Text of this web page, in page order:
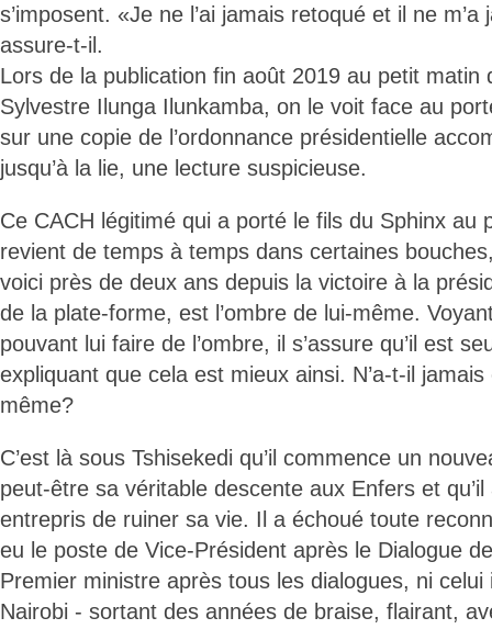
s’imposent. «Je ne l’ai jamais retoqué et il ne
assure-t-il.
Lors de la publication fin août 2019 au petit matin
Sylvestre Ilunga Ilunkamba, on le voit face au
sur une copie de l’ordonnance présidentielle
jusqu’à la lie, une lecture suspicieuse.
Ce CACH légitimé qui a porté le fils du Sphinx au
revient de temps à temps dans certaines
voici près de deux ans depuis la victoire à la
de la plate-forme, est l’ombre de lui-même.
pouvant lui faire de l’ombre, il s’assure qu’il est
expliquant que cela est mieux ainsi. N’a-t-il jamais
même?
C’est là sous Tshisekedi qu’il commence un
peut-être sa véritable descente aux Enfers et
entrepris de ruiner sa vie. Il a échoué toute
eu le poste de Vice-Président après le Dialogue
Premier ministre après tous les dialogues, ni celui
Nairobi - sortant des années de braise, flairant,